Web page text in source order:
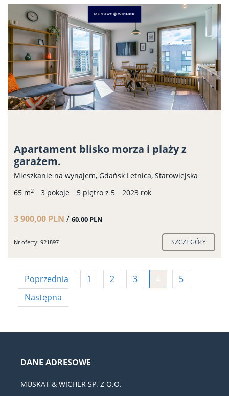
Apartament blisko morza i plaży z
garażem.
Mieszkanie na wynajem, Gdańsk Letnica, Starowiejska
65 m2 3 pokoje 5 piętro z 5 2023 rok
3 900,00 PLN / 60,00 PLN
Nr oferty: 921897 SZCZEGÓŁY
Poprzednia 1 2 3
5
Następna
DANE ADRESOWE
MUSKAT & WICHER SP. Z O.O.